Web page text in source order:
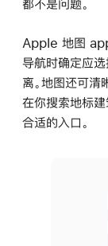
都不是问题。
Apple 地图
导航时确定应
离。地图还可清
在你搜索地标建
合适的入口。